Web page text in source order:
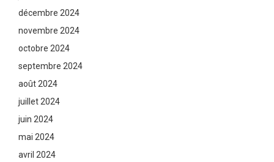
décembre 2024
novembre 2024
octobre 2024
septembre 2024
août 2024
juillet 2024
juin 2024
mai 2024
avril 2024